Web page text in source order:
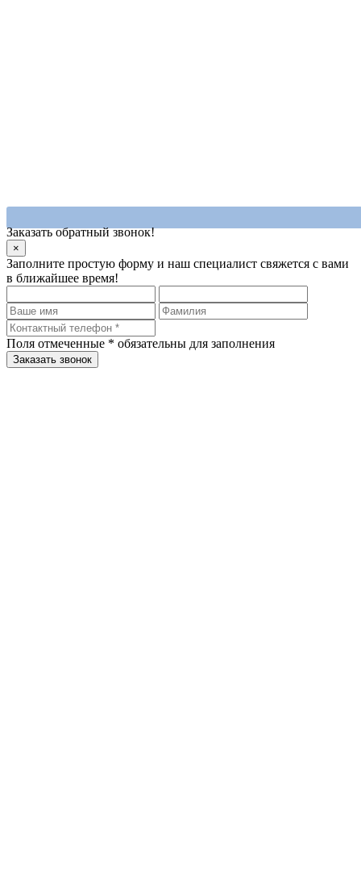
Заказать обратный звонок!
×
Заполните простую форму и наш специалист свяжется с вами
в ближайшее время!
Поля отмеченные * обязательны для заполнения